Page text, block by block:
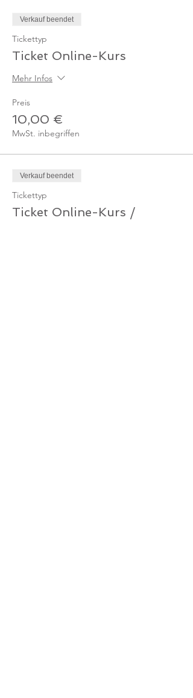
Verkauf beendet
Tickettyp
Ticket Online-Kurs
Mehr Infos
Preis
10,00 €
MwSt. inbegriffen
Verkauf beendet
Tickettyp
Ticket Online-Kurs /